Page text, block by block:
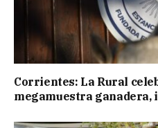
Corrientes: La Rural
megamuestra